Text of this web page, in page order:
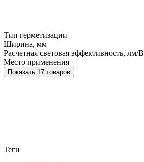
Тип герметизации
Ширина, мм
Расчетная световая эффективность, лм/
Место применения
Показать 17 товаров
Теги